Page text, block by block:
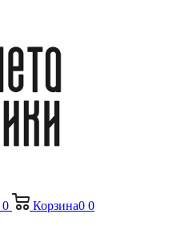
0 Корзина0 0